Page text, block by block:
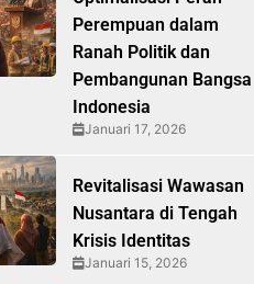
Perempuan dalam
Ranah Politik dan
Pembangunan Bangsa
Indonesia
Januari 17, 2026
Revitalisasi Wawasan
Nusantara di Tengah
Krisis Identitas
Januari 15, 2026